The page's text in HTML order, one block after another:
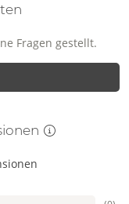
Fragen gestellt.